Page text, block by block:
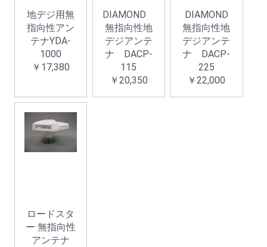
地デジ用無
指向性アン
テナYDA-
1000
￥17,380
DIAMOND
無指向性地
デジアンテ
ナ DACP-
115
￥20,350
DIAMOND
無指向性地
デジアンテ
ナ DACP-
225
￥22,000
ロードスタ
ー 無指向性
アンテナ
お買い物を続ける